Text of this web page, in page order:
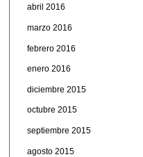
abril 2016
marzo 2016
febrero 2016
enero 2016
diciembre 2015
octubre 2015
septiembre 2015
agosto 2015